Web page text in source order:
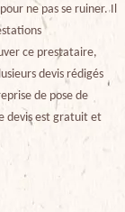
ne pas se ruiner. Il
ce prestataire,
devis rédigés
de pose de
devis est gratuit et